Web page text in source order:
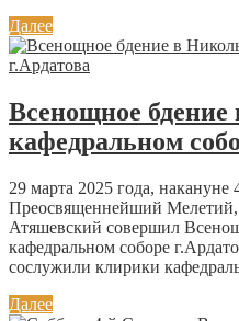
Далее
Всенощное
кафедральном
29 марта 2025 года,
Преосвященнейший Мелетий,
Атяшевский совершил
кафедральном соборе
сослужили клирики
Далее